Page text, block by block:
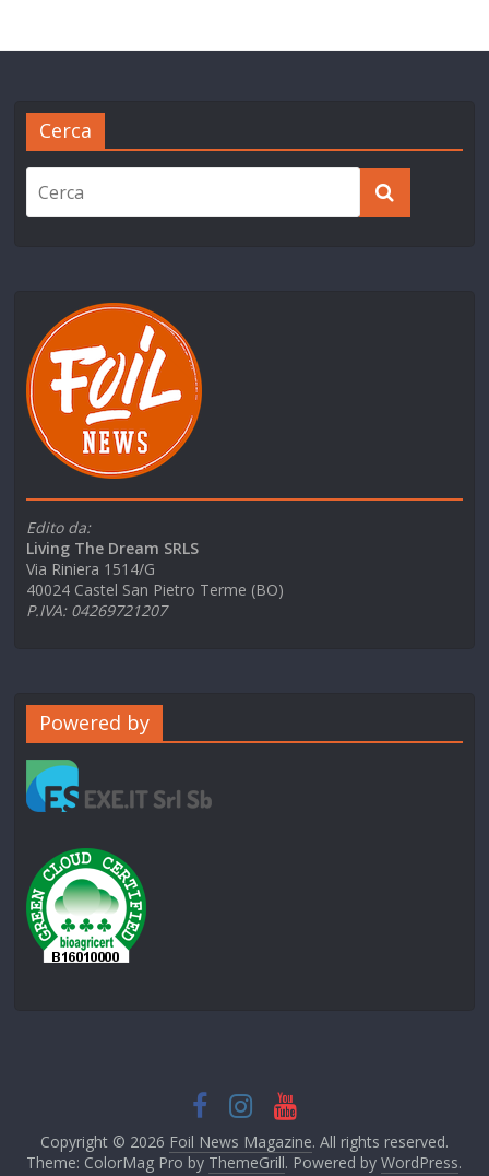
Cerca
Edito da:
Living The Dream SRLS
Via Riniera 1514/G
40024 Castel San Pietro Terme (BO)
P.IVA: 04269721207
Powered by
Copyright © 2026 Foil News Magazine. All rights reserved.
Theme: ColorMag Pro by ThemeGrill. Powered byWordPress.